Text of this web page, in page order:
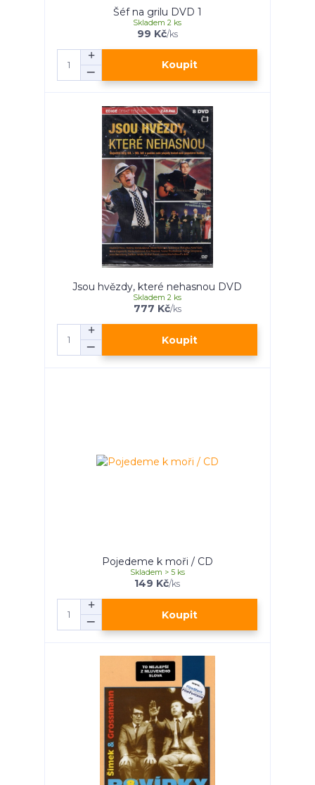
Šéf na grilu DVD 1
99 Kč/ks
Skladem 2 ks
Koupit
Jsou hvězdy, které nehasnou DVD
777 Kč/ks
Skladem 2 ks
Koupit
Pojedeme k moři / CD
149 Kč/ks
Skladem > 5 ks
Koupit